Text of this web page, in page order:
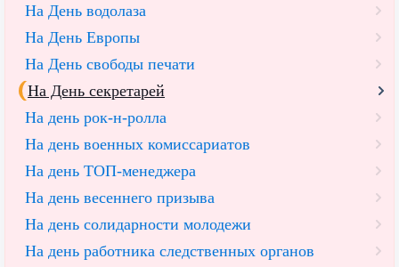
На День водолаза
На День Европы
На День свободы печати
На День секретарей
На день рок-н-ролла
На день военных комиссариатов
На день ТОП-менеджера
На день весеннего призыва
На день солидарности молодежи
На день работника следственных органов